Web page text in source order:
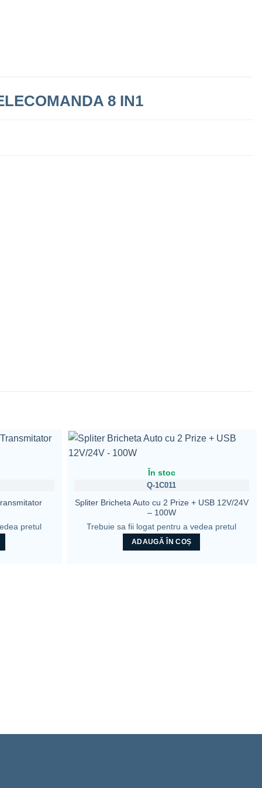
8 IN1
pretul
În stoc
Q-1C011
Spliter Bricheta Auto cu 2 Prize + USB 12V/24V
– 100W
Trebuie sa fii logat pentru a vedea pretul
ADAUGĂ ÎN COȘ